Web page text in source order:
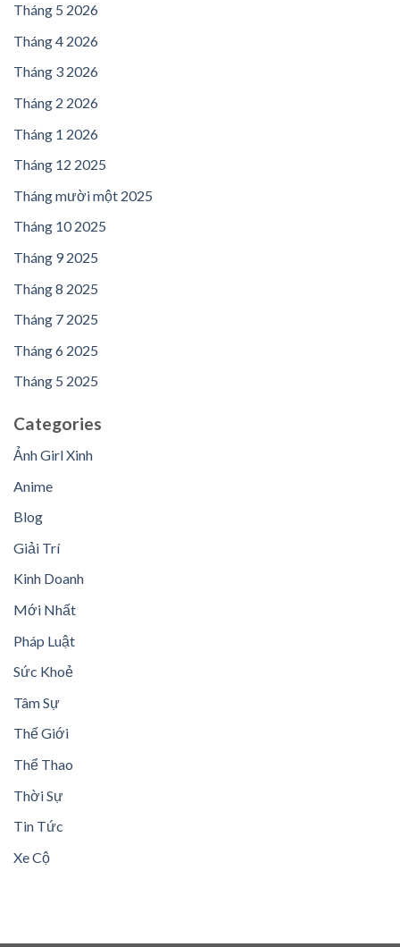
Tháng 5 2026
Tháng 4 2026
Tháng 3 2026
Tháng 2 2026
Tháng 1 2026
Tháng 12 2025
Tháng mười một 2025
Tháng 10 2025
Tháng 9 2025
Tháng 8 2025
Tháng 7 2025
Tháng 6 2025
Tháng 5 2025
Categories
Ảnh Girl Xinh
Anime
Blog
Giải Trí
Kinh Doanh
Mới Nhất
Pháp Luật
Sức Khoẻ
Tâm Sự
Thế Giới
Thể Thao
Thời Sự
Tin Tức
Xe Cộ